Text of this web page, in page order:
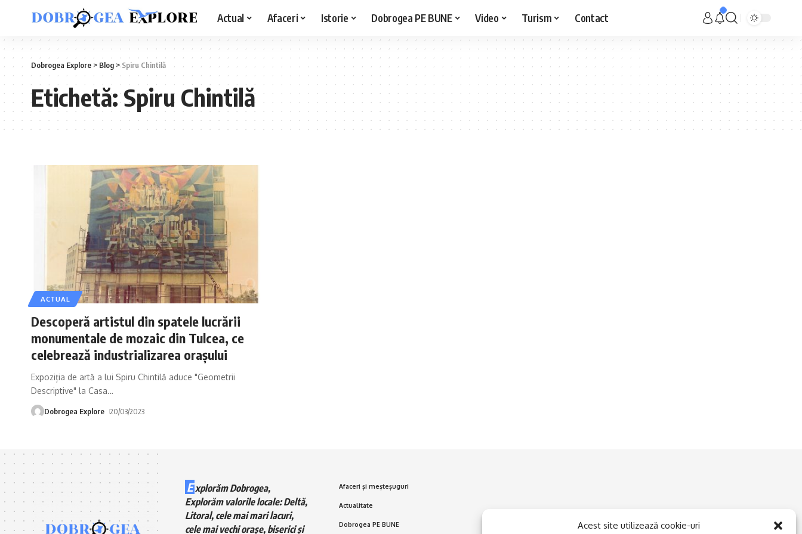
Acest site utilizează cookie-uri
Actual Afaceri Istorie Dobrogea PE BUNE Video Turism Contact
Dobrogea Explore> Blog >Spiru Chintilă
Etichetă:Spiru Chintilă
ACTUAL
Descoperă artistul din spatele lucrării
monumentale de mozaic din Tulcea, ce
celebrează industrializarea orașului
Expoziția de artă a lui Spiru Chintilă aduce "Geometrii
Descriptive" la Casa…
Dobrogea Explore 20/03/2023
E xplorăm Dobrogea,
Explorăm valorile locale: Deltă,
Litoral, cele mai mari lacuri,
cele mai vechi orașe, biserici și
Afaceri și meșteșuguri
Actualitate
Dobrogea PE BUNE